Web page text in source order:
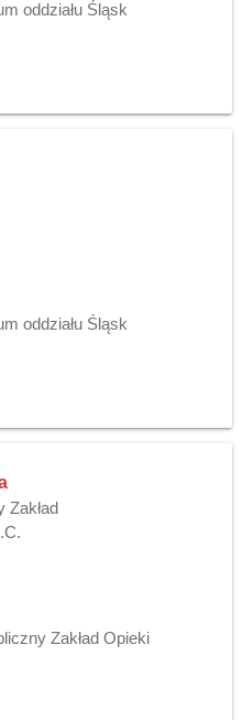
oddziału Śląsk
oddziału Śląsk
Zakład
Zakład Opieki